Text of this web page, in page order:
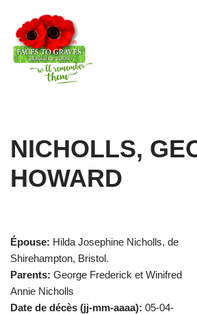
Aller
au
contenu
NICHOLLS,
HOWARD
Épouse: Hilda Josephine Nicholls, de
Shirehampton, Bristol.
Parents: George Frederick et Winifred
Annie Nicholls
Date de décès (jj-mm-aaaa): 05-04-